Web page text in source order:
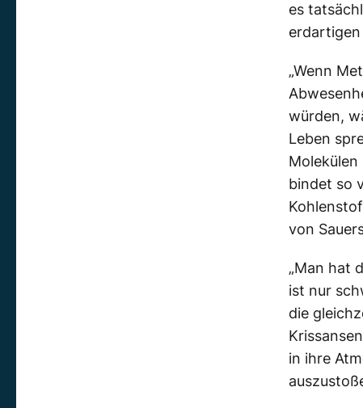
es
erdartigen
„Wenn
würden,
Leben
bindet so
von
„Man hat
ist nur
die
in ihre